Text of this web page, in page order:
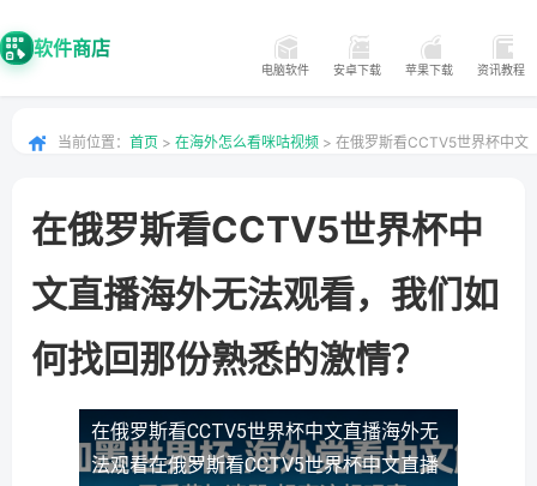
软件商店
电脑软件 安卓下载 苹果下载 资讯教程
当前位置： 首页 > 在海外怎么看咪咕视频 > 在俄罗斯看CCTV5世界杯中文
在俄罗斯看CCTV5世界杯中
文直播海外无法观看，我们如
何找回那份熟悉的激情？
在俄罗斯看CCTV5世界杯中文直播海外无
法观看在俄罗斯看CCTV5世界杯中文直播